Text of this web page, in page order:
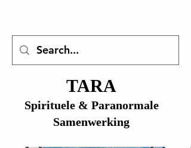
TARA
Spirituele & Paranormale
Samenwerking